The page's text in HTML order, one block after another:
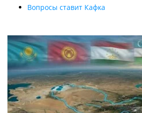
Вопросы ставит Кафка